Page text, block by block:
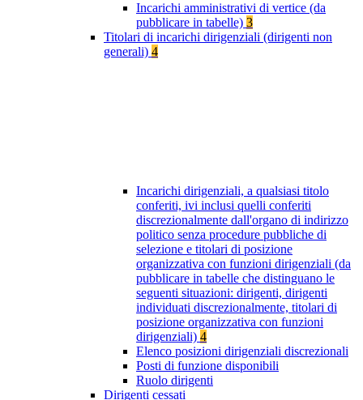
Incarichi amministrativi di vertice (da
pubblicare in tabelle) 3
Titolari di incarichi dirigenziali (dirigenti non
generali) 4
Incarichi dirigenziali, a qualsiasi titolo
conferiti, ivi inclusi quelli conferiti
discrezionalmente dall'organo di indirizzo
politico senza procedure pubbliche di
selezione e titolari di posizione
organizzativa con funzioni dirigenziali (da
pubblicare in tabelle che distinguano le
seguenti situazioni: dirigenti, dirigenti
individuati discrezionalmente, titolari di
posizione organizzativa con funzioni
dirigenziali) 4
Elenco posizioni dirigenziali discrezionali
Posti di funzione disponibili
Ruolo dirigenti
Dirigenti cessati